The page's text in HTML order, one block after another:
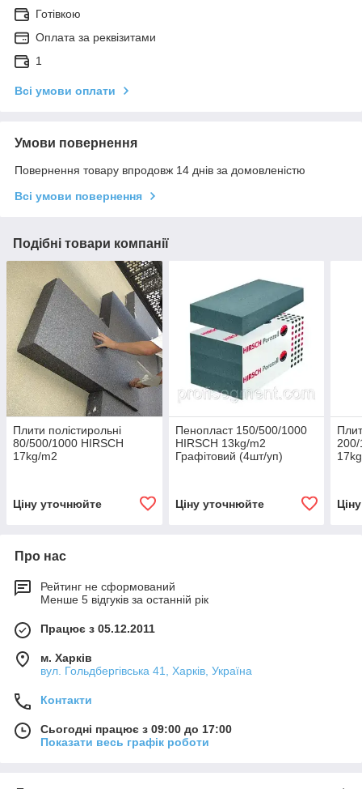
Готівкою
Оплата за реквізитами
1
Всі умови оплати
Умови повернення
Повернення товару впродовж 14 днів за домовленістю
Всі умови повернення
Подібні товари компанії
Плити полістирольні
80/500/1000 HIRSCH
17kg/m2
Ціну уточнюйте
Пенопласт 150/500/1000
HIRSCH 13kg/m2
Графітовий (4шт/уп)
Ціну уточнюйте
200/
Про нас
Рейтинг не сформований
Менше 5 відгуків за останній рік
Працює з 05.12.2011
м. Харків
вул. Гольдбергівська 41, Харків, Україна
Контакти
Сьогодні працює з 09:00 до 17:00
Показати весь графік роботи